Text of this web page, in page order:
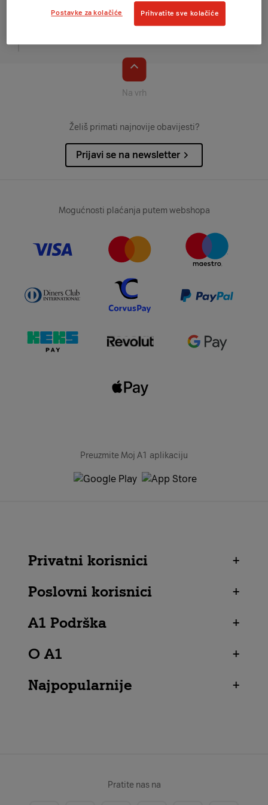
Na vrh
Želiš primati najnovije obavijesti?
Prijavi se na newsletter
Mogućnosti plaćanja putem webshopa
Preuzmite Moj A1 aplikaciju
Privatni korisnici
+
Poslovni korisnici
+
A1 Podrška
+
O A1
+
Najpopularnije
+
Pratite nas na
Postavke za kolačiće Prihvatite sve kolačiće